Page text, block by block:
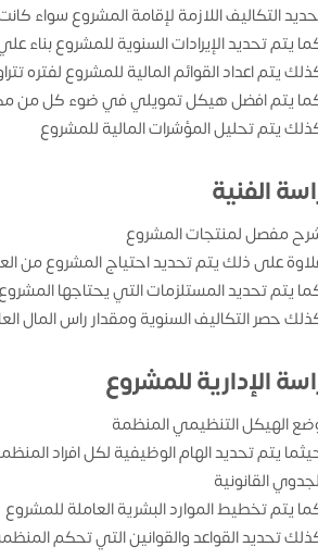
التكاليف اللازمة لإقامة المشروع سواء
يتم تحديد الإيرادات السنوية للمشروع بناء
يتم اعداد القوائم المالية للمشروع لفتره
يتم افضل هيكل تمويلي في ضوء كل من
يتم تحليل المؤشرات المالية للمشروع
الفنية
مفصل لمنتجات المشروع
على ذلك يتم تحديد احتياج المشروع من
يتم تحديد المستلزمات التي يحتاجها
حصر التكاليف السنوية ومقدار راس المال
الإدارية للمشروع
الهيكل التنظيمي المنظمة
يتم تحديد الهام الوظيفية لكل افراد
القانونية
يتم تخطيط الموارد البشرية العاملة للمشروع
تحديد القواعد والقوانين التي تحكم